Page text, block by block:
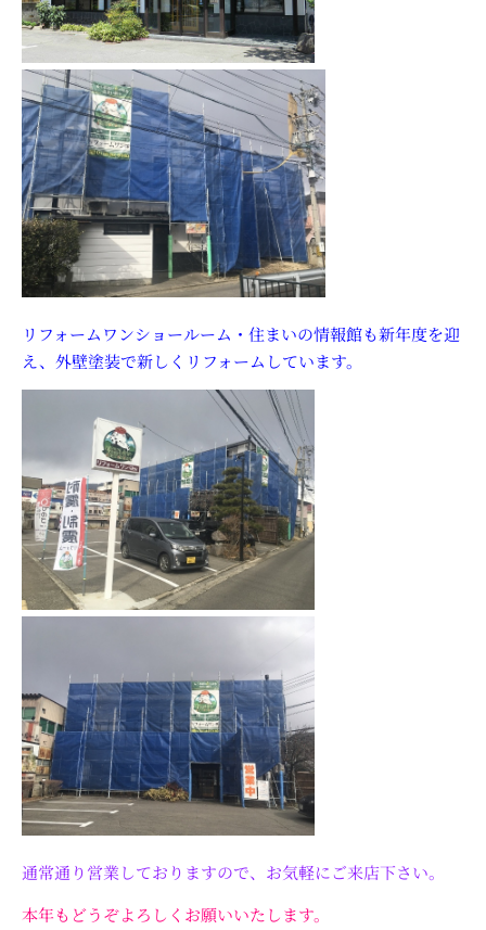
リフォームワンショールーム・住まいの情報館も新年度を迎
え、外壁塗装で新しくリフォームしています。
通常通り営業しておりますので、お気軽にご来店下さい。
本年もどうぞよろしくお願いいたします。